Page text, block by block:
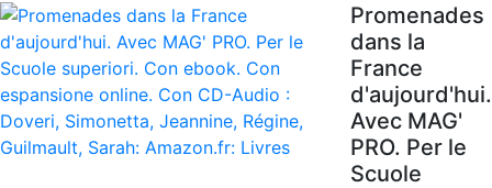
Promenades
dans la
France
d'aujourd'hui.
Avec MAG'
PRO. Per le
Scuole